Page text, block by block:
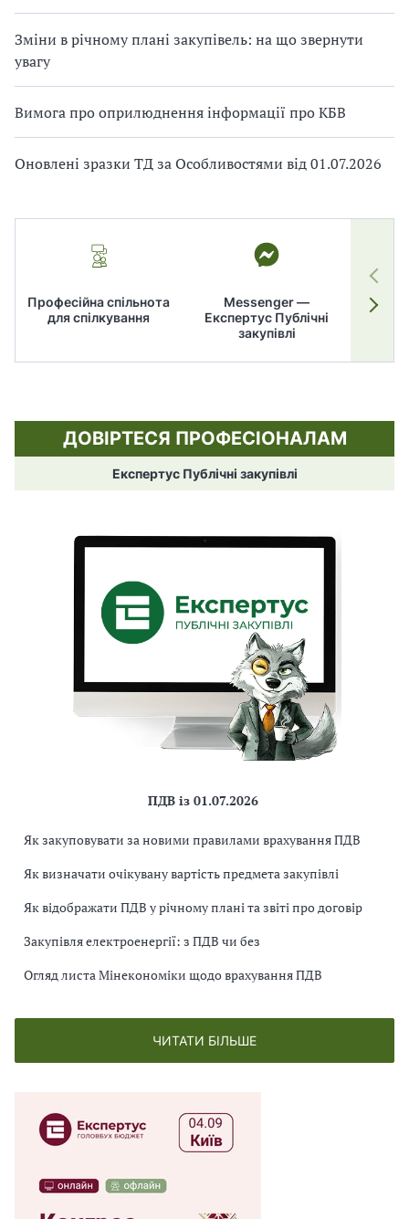
Зміни в річному плані закупівель: на що звернути
увагу
Вимога про оприлюднення інформації про КБВ
Оновлені зразки ТД за Особливостями від 01.07.2026
Професійна спільнота
для спілкування
Messenger —
Експертус Публічні
закупівлі
ДОВІРТЕСЯ ПРОФЕСІОНАЛАМ
Експертус Публічні закупівлі
ПДВ із 01.07.2026
Як закуповувати за новими правилами врахування ПДВ
Як визначати очікувану вартість предмета закупівлі
Як відображати ПДВ у річному плані та звіті про договір
Закупівля електроенергії: з ПДВ чи без
Огляд листа Мінекономіки щодо врахування ПДВ
ЧИТАТИ БІЛЬШЕ